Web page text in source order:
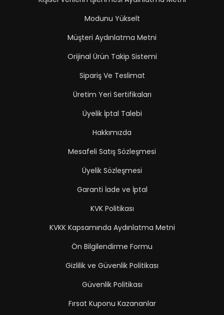
Modunu Yükselt
Müşteri Aydınlatma Metni
Orijinal Ürün Takip Sistemi
Sipariş Ve Teslimat
Üretim Yeri Sertifikaları
Üyelik İptal Talebi
Hakkımızda
Mesafeli Satış Sözleşmesi
Üyelik Sözleşmesi
Garanti İade ve İptal
KVK Politikası
KVKK Kapsamında Aydınlatma Metni
Ön Bilgilendirme Formu
Gizlilik ve Güvenlik Politikası
Güvenlik Politikası
Fırsat Kuponu Kazananlar